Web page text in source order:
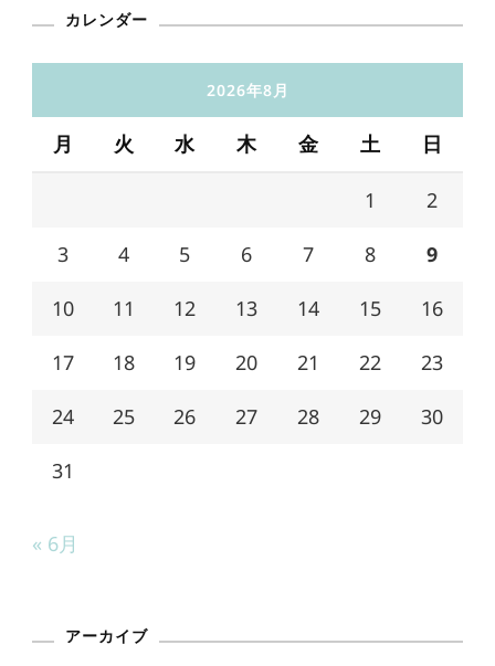
カレンダー
2026年8月
月 火 水 木 金 土 日
1 2
3 4 5 6 7 8 9
10 11 12 13 14 15 16
17 18 19 20 21 22 23
24 25 26 27 28 29 30
31
« 6月
アーカイブ